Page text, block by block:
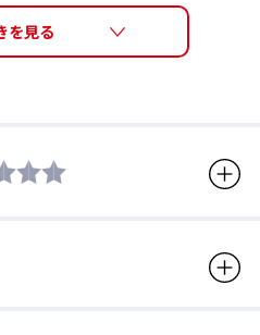
せん。
440円